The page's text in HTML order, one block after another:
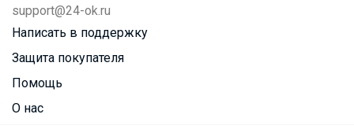
support@24-ok.ru
Написать в поддержку
Защита покупателя
Помощь
О нас